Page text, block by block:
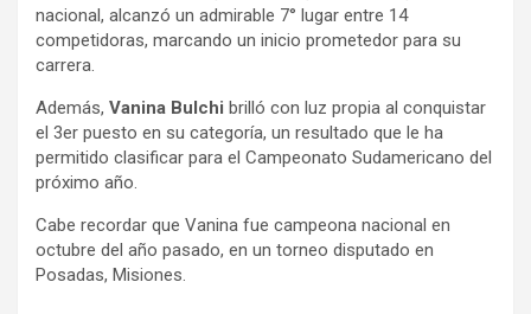
nacional, alcanzó un admirable 7° lugar entre 14
competidoras, marcando un inicio prometedor para su
carrera.
Además, Vanina Bulchi brilló con luz propia al conquistar
el 3er puesto en su categoría, un resultado que le ha
permitido clasificar para el Campeonato Sudamericano del
próximo año.
Cabe recordar que Vanina fue campeona nacional en
octubre del año pasado, en un torneo disputado en
Posadas, Misiones.